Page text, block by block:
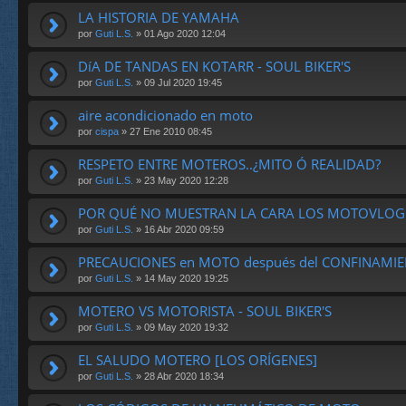
LA HISTORIA DE YAMAHA
por Guti L.S. » 01 Ago 2020 12:04
DíA DE TANDAS EN KOTARR - SOUL BIKER'S
por Guti L.S. » 09 Jul 2020 19:45
aire acondicionado en moto
por cispa » 27 Ene 2010 08:45
RESPETO ENTRE MOTEROS..¿MITO Ó REALIDAD?
por Guti L.S. » 23 May 2020 12:28
POR QUÉ NO MUESTRAN LA CARA LOS
por Guti L.S. » 16 Abr 2020 09:59
PRECAUCIONES en MOTO después del
por Guti L.S. » 14 May 2020 19:25
MOTERO VS MOTORISTA - SOUL BIKER'S
por Guti L.S. » 09 May 2020 19:32
EL SALUDO MOTERO [LOS ORÍGENES]
por Guti L.S. » 28 Abr 2020 18:34